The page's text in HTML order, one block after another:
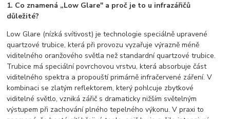
1. Co znamená „Low Glare" a proč je to u infrazářičů
důležité?
Low Glare (nízká svítivost) je technologie speciálně upravené
quartzové trubice, která při provozu vyzařuje výrazně méně
viditelného oranžového světla než standardní quartzové trubice.
Trubice má speciální povrchovou vrstvu, která absorbuje část
viditelného spektra a propouští primárně infračervené záření. V
kombinaci se zlatým reflektorem, který pohlcuje zbytkové
viditelné světlo, vzniká zářič s dramaticky nižším světelným
výstupem při zachování plného tepelného výkonu. V praxi to